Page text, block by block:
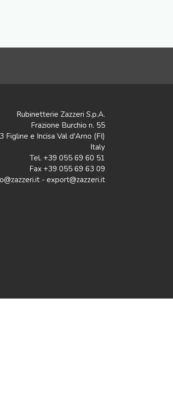
Rubinetterie Zazzeri S.p.A.
Frazione Burchio n. 55
Figline e Incisa Val d'Arno (FI)
Italy
Tel. +39 055 69 60 51
Fax +39 055 69 63 09
- export@zazzeri.it